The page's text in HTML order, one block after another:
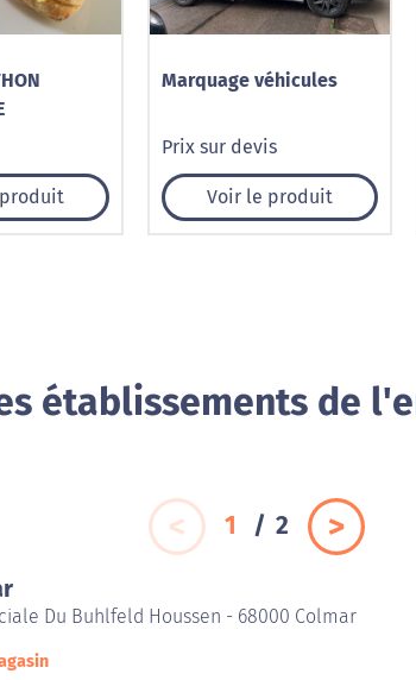
Marquage véhicules
Prix sur devis
Voir le produit
établissements de
1 2
Du Buhlfeld Houssen - 68000 Colmar